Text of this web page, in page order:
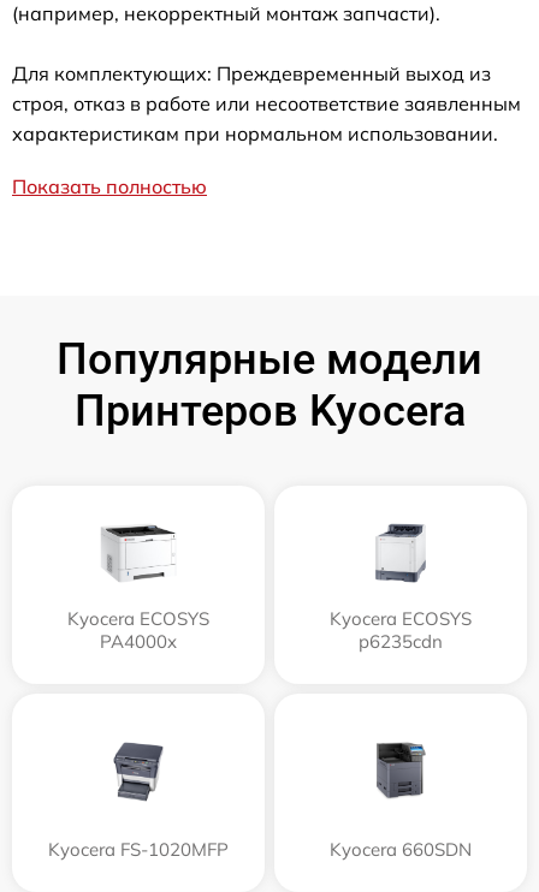
(например, некорректный монтаж запчасти).
Для комплектующих: Преждевременный выход из
строя, отказ в работе или несоответствие заявленным
характеристикам при нормальном использовании.
Показать полностью
Популярные модели
Принтеров Kyocera
Kyocera ECOSYS
PA4000x
Kyocera ECOSYS
p6235cdn
Kyocera FS-1020MFP Kyocera 660SDN